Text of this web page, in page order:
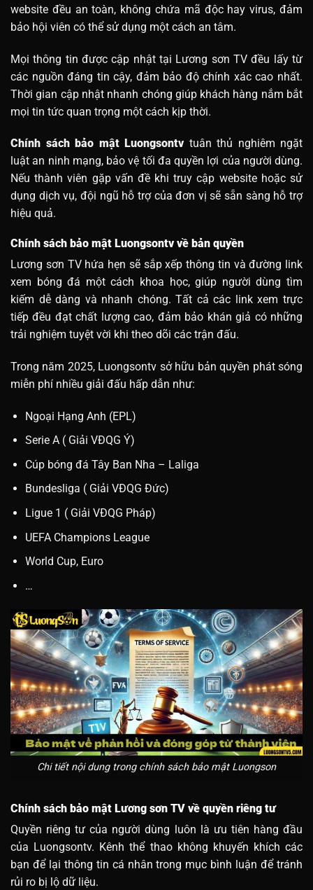
website đều an toàn, không chứa mã độc hay virus, đảm
bảo hội viên có thể sử dụng một cách an tâm.
Mọi thông tin được cập nhật tại Lương sơn TV đều lấy từ
các nguồn đáng tin cậy, đảm bảo độ chính xác cao nhất.
Thời gian cập nhật nhanh chóng giúp khách hàng nắm bắt
mọi tin tức quan trọng một cách kịp thời.
Chính sách bảo mật Luongsontv tuân thủ nghiêm ngặt
luật an ninh mạng, bảo vệ tối đa quyền lợi của người dùng.
Nếu thành viên gặp vấn đề khi truy cập website hoặc sử
dụng dịch vụ, đội ngũ hỗ trợ của đơn vị sẽ sẵn sàng hỗ trợ
hiệu quả.
Chính sách bảo mật Luongsontv về bản quyền
Lương sơn TV hứa hẹn sẽ sắp xếp thông tin và đường link
xem bóng đá một cách khoa học, giúp người dùng tìm
kiếm dễ dàng và nhanh chóng. Tất cả các link xem trực
tiếp đều đạt chất lượng cao, đảm bảo khán giả có những
trải nghiệm tuyệt vời khi theo dõi các trận đấu.
Trong năm 2025, Luongsontv sở hữu bản quyền phát sóng
miễn phí nhiều giải đấu hấp dẫn như:
Ngoại Hạng Anh (EPL)
Serie A ( Giải VĐQG Ý)
Cúp bóng đá Tây Ban Nha – Laliga
Bundesliga ( Giải VĐQG Đức)
Ligue 1 ( Giải VĐQG Pháp)
UEFA Champions League
World Cup, Euro
…
Chi tiết nội dung trong chính sách bảo mật Luongson
Chính sách bảo mật Lương sơn TV về quyền riêng tư
Quyền riêng tư của người dùng luôn là ưu tiên hàng đầu
của Luongsontv. Kênh thể thao không khuyến khích các
bạn để lại thông tin cá nhân trong mục bình luận để tránh
rủi ro bị lộ dữ liệu.